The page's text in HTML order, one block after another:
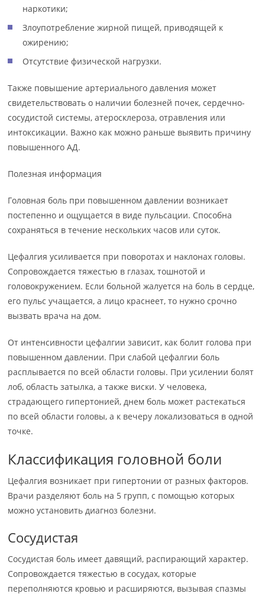
наркотики;
Злоупотребление жирной пищей, приводящей к
ожирению;
Отсутствие физической нагрузки.
Также повышение артериального давления может
свидетельствовать о наличии болезней почек, сердечно-
сосудистой системы, атеросклероза, отравления или
интоксикации. Важно как можно раньше выявить причину
повышенного АД.
Полезная информация
Головная боль при повышенном давлении возникает
постепенно и ощущается в виде пульсации. Способна
сохраняться в течение нескольких часов или суток.
Цефалгия усиливается при поворотах и наклонах головы.
Сопровождается тяжестью в глазах, тошнотой и
головокружением. Если больной жалуется на боль в сердце,
его пульс учащается, а лицо краснеет, то нужно срочно
вызвать врача на дом.
От интенсивности цефалгии зависит, как болит голова при
повышенном давлении. При слабой цефалгии боль
расплывается по всей области головы. При усилении болят
лоб, область затылка, а также виски. У человека,
страдающего гипертонией, днем боль может растекаться
по всей области головы, а к вечеру локализоваться в одной
точке.
Классификация головной боли
Цефалгия возникает при гипертонии от разных факторов.
Врачи разделяют боль на 5 групп, с помощью которых
можно установить диагноз болезни.
Сосудистая
Сосудистая боль имеет давящий, распирающий характер.
Сопровождается тяжестью в сосудах, которые
переполняются кровью и расширяются, вызывая спазмы